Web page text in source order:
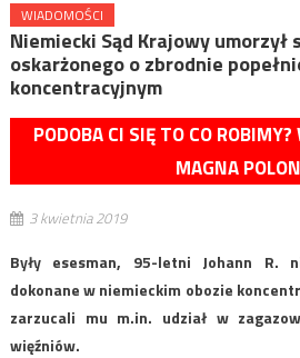
WIADOMOŚCI
Niemiecki Sąd Krajowy umorzył
oskarżonego o zbrodnie
koncentracyjnym
PODOBA CI SIĘ TO CO ROBIMY?
MAGNA
3 kwietnia 2019
Były esesman, 95-letni Johann R.
dokonane w niemieckim obozie
zarzucali mu m.in. udział w
więźniów.